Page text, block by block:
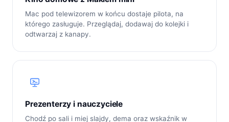
Mac pod telewizorem w końcu dostaje pilota, na
którego zasługuje. Przeglądaj, dodawaj do kolejki i
odtwarzaj z kanapy.
Prezenterzy i nauczyciele
Chodź po sali i miej slajdy, dema oraz wskaźnik w